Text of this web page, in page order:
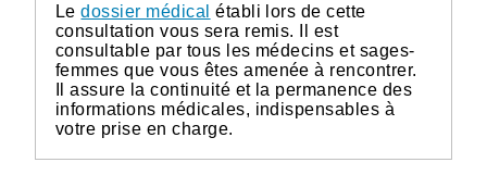
Ledossier médical établi lors de cette
consultation vous sera remis. Il est
consultable par tous les médecins et sages-
femmes que vous êtes amenée à rencontrer.
Il assure la continuité et la permanence des
informations médicales, indispensables à
votre prise en charge.